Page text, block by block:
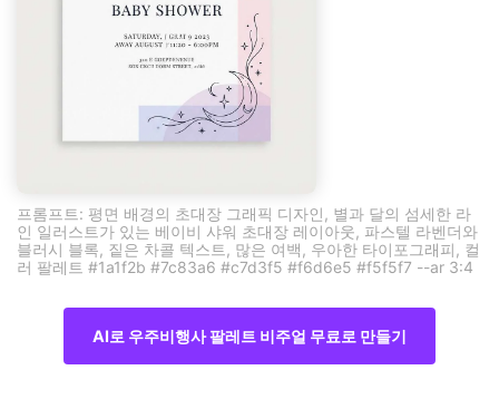
프롬프트: 평면 배경의 초대장 그래픽 디자인, 별과 달의 섬세한 라
인 일러스트가 있는 베이비 샤워 초대장 레이아웃, 파스텔 라벤더와
블러시 블록, 짙은 차콜 텍스트, 많은 여백, 우아한 타이포그래피, 컬
러 팔레트 #1a1f2b #7c83a6 #c7d3f5 #f6d6e5 #f5f5f7 --ar 3:4
AI로 우주비행사 팔레트 비주얼 무료로 만들기